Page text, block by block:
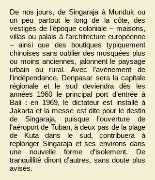
De nos jours, de Singaraja à Munduk ou
un peu partout le long de la côte, des
vestiges de l’époque coloniale – maisons,
villas ou palais à l’architecture européenne
– ainsi que des boutiques typiquement
chinoises sans oublier des mosquées plus
ou moins anciennes, jalonnent le paysage
urbain ou rural. Avec l’avènement de
l’indépendance, Denpasar sera la capitale
régionale et le sud deviendra dès les
années 1960 le principal port d’entrée à
Bali : en 1969, le dictateur est installé à
Jakarta et la messe est dite pour le destin
de Singaraja, puisque l’ouverture de
l’aéroport de Tuban, à deux pas de la plage
de Kuta dans le sud, contribuera à
replonger Singaraja et ses environs dans
une nouvelle forme d’isolement. De
tranquillité diront d’autres, sans doute plus
avisés.